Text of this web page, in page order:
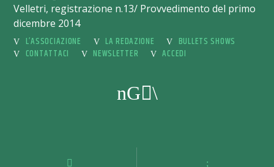
Velletri, registrazione n.13/ Provvedimento del primo
dicembre 2014
L’ASSOCIAZIONE
LA REDAZIONE
BULLETS SHOWS
CONTATTACI
NEWSLETTER ACCEDI